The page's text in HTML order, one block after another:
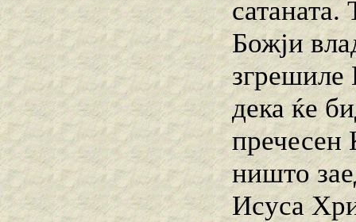
Божји
згрешиле
дека ќе
пречесен
ништо
Исуса